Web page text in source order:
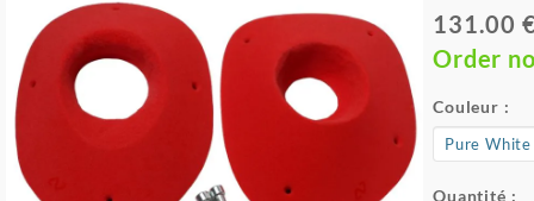
131.00
Order
Couleur :
Quantité :